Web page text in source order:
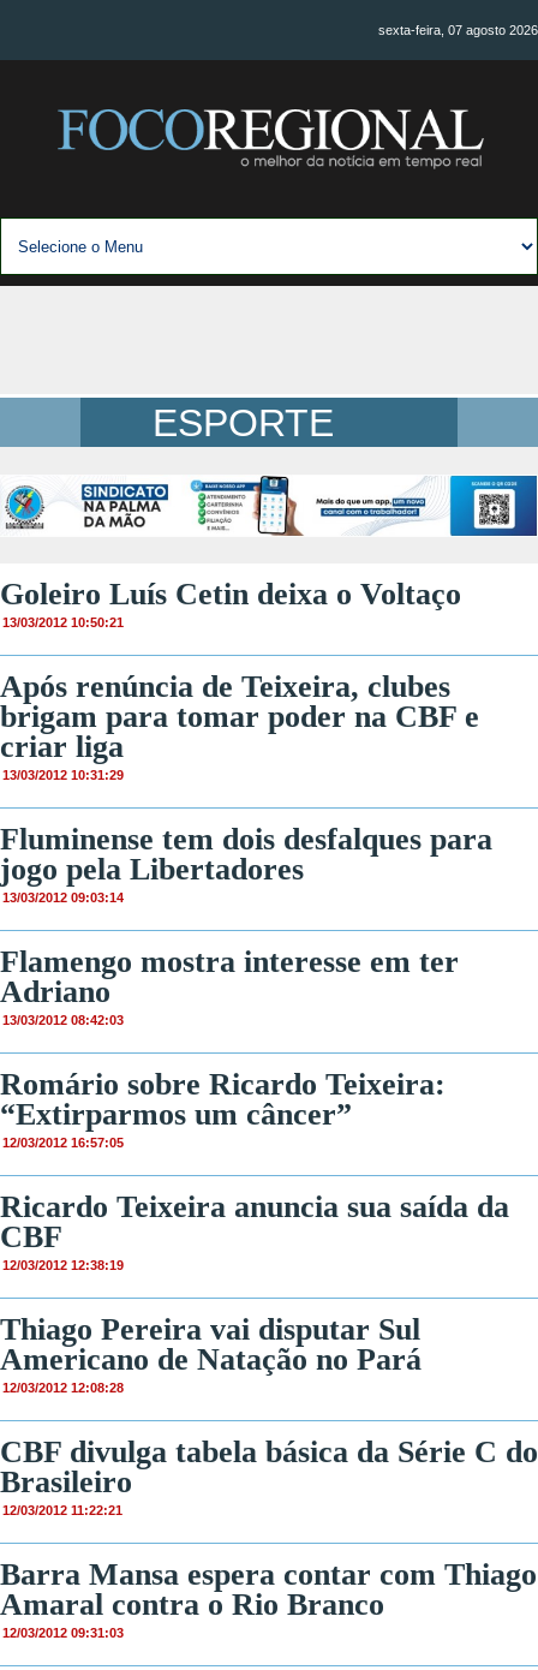
sexta-feira, 07 agosto 2026
ESPORTE
Goleiro Luís Cetin deixa o Voltaço
13/03/2012 10:50:21
Após renúncia de Teixeira, clubes
brigam para tomar poder na CBF e
criar liga
13/03/2012 10:31:29
Fluminense tem dois desfalques para
jogo pela Libertadores
13/03/2012 09:03:14
Flamengo mostra interesse em ter
Adriano
13/03/2012 08:42:03
Romário sobre Ricardo Teixeira:
“Extirparmos um câncer”
12/03/2012 16:57:05
Ricardo Teixeira anuncia sua saída da
CBF
12/03/2012 12:38:19
Thiago Pereira vai disputar Sul
Americano de Natação no Pará
12/03/2012 12:08:28
CBF divulga tabela básica da Série C do
Brasileiro
12/03/2012 11:22:21
Barra Mansa espera contar com Thiago
Amaral contra o Rio Branco
12/03/2012 09:31:03